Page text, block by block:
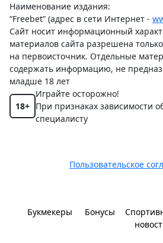
Наименование издания:
“Freebet” (адрес в сети Интернет -
Сайт носит информационный
материалов сайта разрешена
на первоисточник. Отдельные
содержать информацию, не
младше 18 лет
18+
Играйте осторожно!
При признаках зависимости
специалисту
Пользовательское
Букмекеры Бонусы